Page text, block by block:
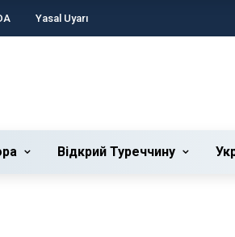
Yasal Uyarı
Відкрий Туреччину